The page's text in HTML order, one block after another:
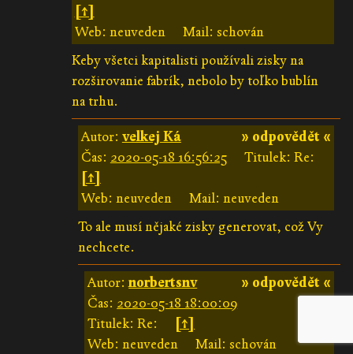
[↑]
Web: neuveden
Mail: schován
Keby všetci kapitalisti používali zisky na
rozširovanie fabrík, nebolo by toľko bublín
na trhu.
» odpovědět «
Autor: velkej Ká
Čas: 2020-05-18 16:56:25
Titulek: Re:
[↑]
Web: neuveden
Mail: neuveden
To ale musí nějaké zisky generovat, což Vy
nechcete.
» odpovědět «
Autor:norbertsnv
Čas: 2020-05-18 18:00:09
Titulek: Re:
[↑]
Web: neuveden
Mail: schován